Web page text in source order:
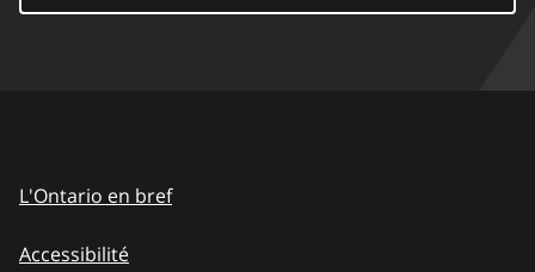
L'Ontario en bref
Accessibilité